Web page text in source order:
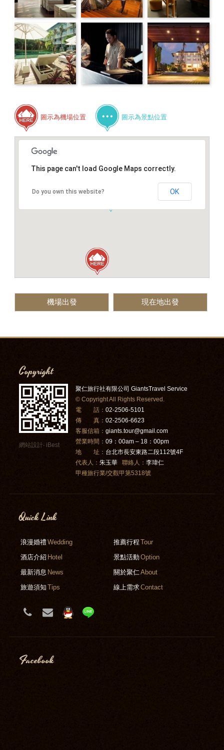
圖示為機場位置 圖示為景點位置
This page can't load Google Maps correctly.
Do you own this website? OK
機場出發 現在地出發
Copyright
網站設計‧ iBest
聚仁旅行社有限公司 GiantsTravel Service
© Copyright All Rights Reserved.
電 話： 02-2506-5101
傳 真： 02-2506-6623
客服信箱： giants.tour@gmail.com
營業時間： 09：00am – 18：00pm
地 址： 台北市長安東路二段112號4F
代表人： 朱玉華 聯絡人： 李瑋仁
甲種旅行業/交觀甲第5318號
Quick Link
浪漫婚禮 Wedding 推薦行程 Tour
酒店介紹 Hotel 景點活動Option
最新消息 News 關於聚仁 About
旅遊須知 Tips 線上需求Contact
Facebook